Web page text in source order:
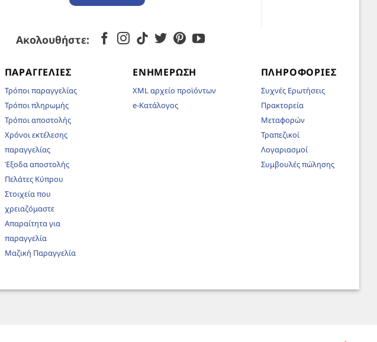
Ακολουθήστε:
ΠΑΡΑΓΓΕΛΊΕΣ
Τρόποι παραγγελίας
Τρόποι πληρωμής
Τρόποι αποστολής
Χρόνοι εκτέλεσης
παραγγελίας
Έξοδα αποστολής
Πελάτες Κύπρου
Στοιχεία που
χρειαζόμαστε
Απαραίτητα για
παραγγελία
Μαζική Παραγγελία
ΕΝΗΜΈΡΩΣΗ
XML αρχείο προϊόντων
e-Κατάλογος
ΠΛΗΡΟΦΟΡΊΕΣ
Συχνές Ερωτήσεις
Πρακτορεία
Μεταφορών
Τραπεζικοί
Λογαριασμοί
Συμβουλές πώλησης